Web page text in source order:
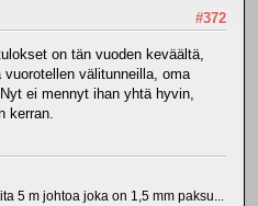
#372
on tän vuoden keväältä,
välitunneilla, oma
ei mennyt ihan yhtä hyvin,
kerran.
5 m johtoa joka on 1,5 mm paksu...